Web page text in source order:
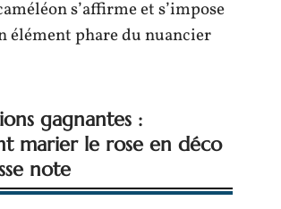
s’affirme et s’impose
élément phare du nuancier
gagnantes :
marier le rose en déco
note